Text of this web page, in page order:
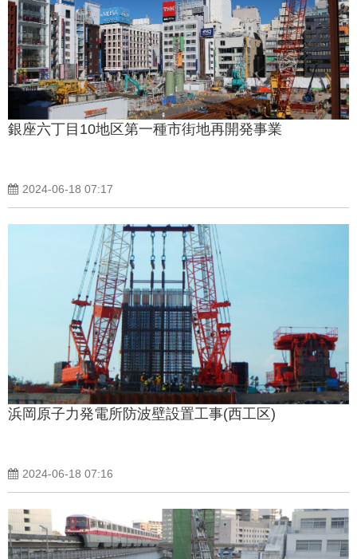
銀座六丁目10地区第一種市街地再開発事業
2024-06-18 07:17
浜岡原子力発電所防波壁設置工事(西工区)
2024-06-18 07:16